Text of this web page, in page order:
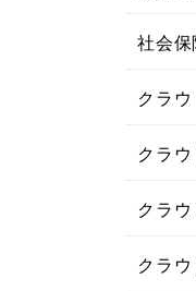
社会
クラ
クラ
クラ
クラ